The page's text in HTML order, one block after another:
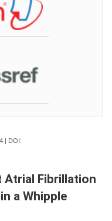
| DOI:
Atrial Fibrillation
a Whipple